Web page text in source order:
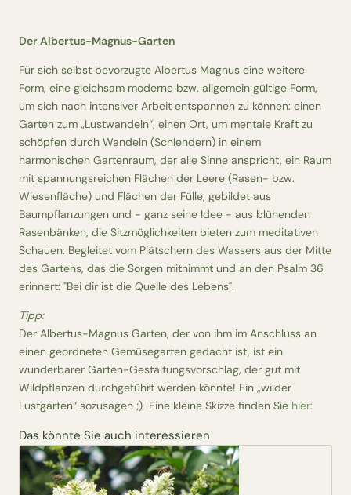
Der Albertus-Magnus-Garten
Für sich selbst bevorzugte Albertus Magnus eine weitere
Form, eine gleichsam moderne bzw. allgemein gültige Form,
um sich nach intensiver Arbeit entspannen zu können: einen
Garten zum „Lustwandeln“, einen Ort, um mentale Kraft zu
schöpfen durch Wandeln (Schlendern) in einem
harmonischen Gartenraum, der alle Sinne anspricht, ein Raum
mit spannungsreichen Flächen der Leere (Rasen- bzw.
Wiesenfläche) und Flächen der Fülle, gebildet aus
Baumpflanzungen und - ganz seine Idee - aus blühenden
Rasenbänken, die Sitzmöglichkeiten bieten zum meditativen
Schauen. Begleitet vom Plätschern des Wassers aus der Mitte
des Gartens, das die Sorgen mitnimmt und an den Psalm 36
erinnert: "Bei dir ist die Quelle des Lebens".
Tipp:
Der Albertus-Magnus Garten, der von ihm im Anschluss an
einen geordneten Gemüsegarten gedacht ist, ist ein
wunderbarer Garten-Gestaltungsvorschlag, der gut mit
Wildpflanzen durchgeführt werden könnte! Ein „wilder
Lustgarten“ sozusagen ;) Eine kleine Skizze finden Sie hier:
Das könnte Sie auch interessieren